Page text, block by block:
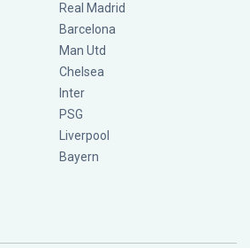
Real Madrid
Barcelona
Man Utd
Chelsea
Inter
PSG
Liverpool
Bayern